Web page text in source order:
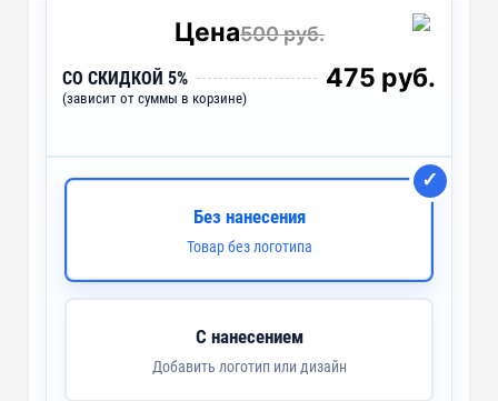
IO1 - Объёмная вышивка (10 цветов)
IB2 - Вышивка с застилом (10 цветов) ~ 4 дня
IB1 - Вышивка с застилом (10 цветов)
DTF2 - Печать DTF
Цена500 руб.
СО СКИДКОЙ 5%
(зависит от суммы в корзине)
475 руб.
Без нанесения
Товар без логотипа
С нанесением
Добавить логотип или дизайн